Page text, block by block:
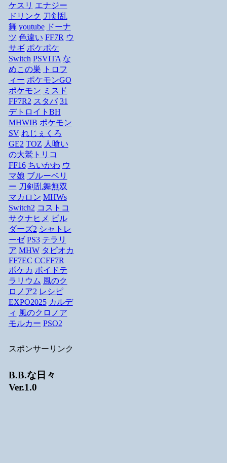
ケスリ エナジー
ドリンク 刀剣乱
舞 youtube ドーナ
ツ 色違い FF7R ウ
サギ ポケポケ
Switch PSVITA な
めこの巣
トロフ
ィー ポケモンGO
ポケモン ミスド
FF7R2 スタバ 31
デトロイトBH
MHWIB ポケモン
SV れじぇくろ
GE2 TOZ 人喰い
の大鷲トリコ
FF16 ちいかわ ウ
マ娘 ブルーベリ
ー 刀剣乱舞無双
マカロン MHWs
Switch2 コストコ
サクナヒメ ビル
ダーズ2 シャトレ
ーゼ PS3 テラリ
ア MHW タピオカ
FF7EC CCFF7R
ポケカ ボイドテ
ラリウム 風のク
ロノア2 レシピ
EXPO2025 カルデ
ィ 風のクロノア
モルカー PSO2
スポンサーリンク
B.B.な日々
Ver.1.0